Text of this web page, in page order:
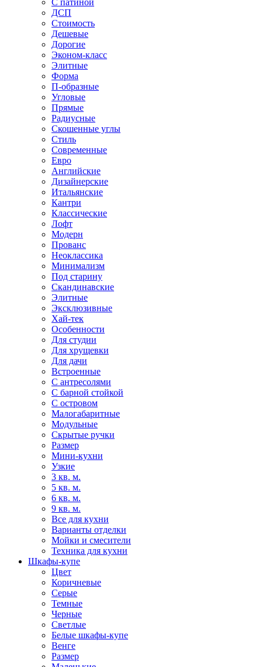
С патиной
ДСП
Стоимость
Дешевые
Дорогие
Эконом-класс
Элитные
Форма
П-образные
Угловые
Прямые
Радиусные
Скошенные углы
Стиль
Современные
Евро
Английские
Дизайнерские
Итальянские
Кантри
Классические
Лофт
Модерн
Прованс
Неоклассика
Минимализм
Под старину
Скандинавские
Элитные
Эксклюзивные
Хай-тек
Особенности
Для студии
Для хрущевки
Для дачи
Встроенные
С антресолями
С барной стойкой
С островом
Малогабаритные
Модульные
Скрытые ручки
Размер
Мини-кухни
Узкие
3 кв. м.
5 кв. м.
6 кв. м.
9 кв. м.
Все для кухни
Варианты отделки
Мойки и смесители
Техника для кухни
Шкафы-купе
Цвет
Коричневые
Серые
Темные
Черные
Светлые
Белые шкафы-купе
Венге
Размер